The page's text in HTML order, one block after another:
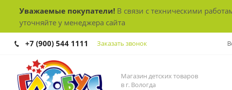
Уважаемые покупатели! В связи с техническими
уточняйте у менеджера сайта
+7 (900) 544 1111 Заказать звонок
Магазин детских товаров
в г. Вологда